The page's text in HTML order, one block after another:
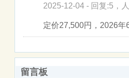
2025-12-04 - 回复:5，
定价27,500円，2026年
留言板